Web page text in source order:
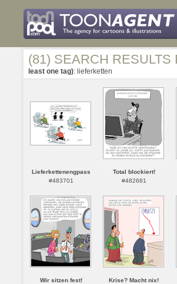
(81) SEARCH RESULTS
least one tag): lieferketten
Lieferkettenengpass
#483701
Total blockiert!
#482681
Wir sitzen fest!
Krise? Macht nix!